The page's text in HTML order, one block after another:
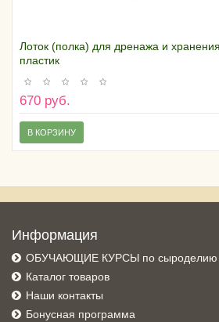
Лоток (полка) для дренажа и
пластик
670 руб.
В КОРЗИНУ
Информация
ОБУЧАЮЩИЕ КУРСЫ по сыроделию
Каталог товаров
Наши контакты
Бонусная программа